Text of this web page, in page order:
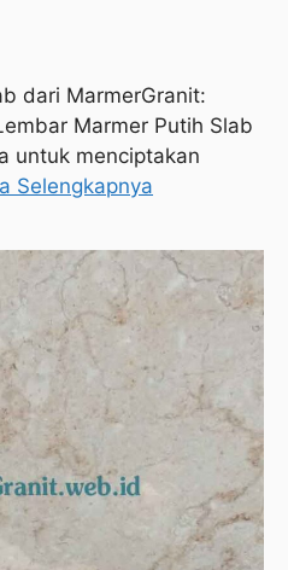
dari MarmerGranit:
Marmer Putih Slab
untuk menciptakan
Selengkapnya